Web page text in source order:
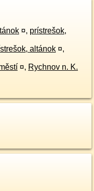
¤, prístrešok,
altánok ¤,
¤, Rychnov n. K.